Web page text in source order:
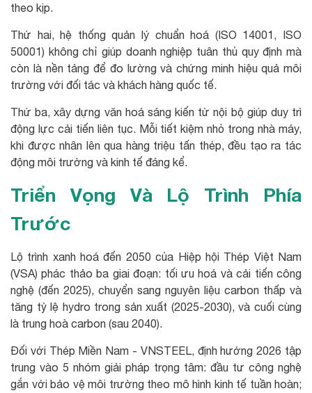
theo kịp.
Thứ hai, hệ thống quản lý chuẩn hoá (ISO 14001, ISO
50001) không chỉ giúp doanh nghiệp tuân thủ quy định mà
còn là nền tảng để đo lường và chứng minh hiệu quả môi
trường với đối tác và khách hàng quốc tế.
Thứ ba, xây dựng văn hoá sáng kiến từ nội bộ giúp duy trì
động lực cải tiến liên tục. Mỗi tiết kiệm nhỏ trong nhà máy,
khi được nhân lên qua hàng triệu tấn thép, đều tạo ra tác
động môi trường và kinh tế đáng kể.
Triển Vọng Và Lộ Trình Phía
Trước
Lộ trình xanh hoá đến 2050 của Hiệp hội Thép Việt Nam
(VSA) phác thảo ba giai đoạn: tối ưu hoá và cải tiến công
nghệ (đến 2025), chuyển sang nguyên liệu carbon thấp và
tăng tỷ lệ hydro trong sản xuất (2025-2030), và cuối cùng
là trung hoà carbon (sau 2040).
Đối với Thép Miền Nam - VNSTEEL, định hướng 2026 tập
trung vào 5 nhóm giải pháp trọng tâm: đầu tư công nghệ
gắn với bảo vệ môi trường theo mô hình kinh tế tuần hoàn;